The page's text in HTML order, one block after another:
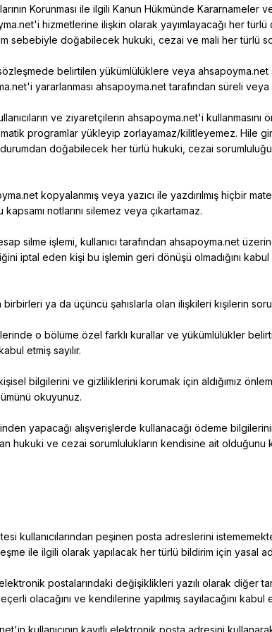
Korunması ile ilgili Kanun Hükmünde
hizmetlerine ilişkin olarak yayımlayacağı her
sebebiyle doğabilecek hukuki, cezai ve mali her türlü
sözleşmede belirtilen yükümlülüklere veya ahsapoyma.net
yararlanması ahsapoyma.nettarafından süreli
ve ziyaretçilerin ahsapoyma.net'i kullanmasını
programlar yükleyip zorlayamaz/kilitleyemez. Hile
durumdan doğabilecek her türlü hukuki, cezai
kopyalanmış veya yazıcı ile yazdırılmış hiçbir
notlarını silemez veya çıkartamaz.
silme işlemi, kullanıcı tarafından ahsapoyma.net
iptal eden kişi bu işlemin geri dönüşü olmadığını kabul
birbirleri ya da üçüncü şahıslarla olan ilişkileri kişilerin
o bölüme özel farklı kurallar ve yükümlülükler
etmiş sayılır.
kişisel bilgilerini ve gizliliklerini korumak için aldığımız
okuyunuz.
yapacağı alışverişlerde kullanacağı ödeme
hukuki ve cezai sorumlulukların kendisine ait olduğunu
kullanıcılarından peşinen posta adreslerini
ile ilgili olarak yapılacak her türlü bildirim için yasal
postalarındaki değişiklikleri yazılı olarak
olacağını ve kendilerine yapılmış sayılacağını kabul
kullanıcının kayıtlı elektronik posta adresini